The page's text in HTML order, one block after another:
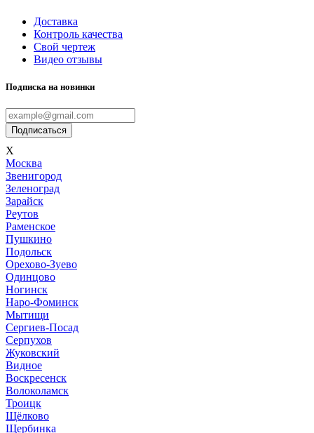
Доставка
Контроль качества
Свой чертеж
Видео отзывы
Подписка на новинки
Подписаться
X
Мoсква
Звенигород
Зеленоград
Зарайск
Реутов
Раменское
Пушкино
Подольск
Орехово-Зуево
Одинцово
Ногинск
Наро-Фоминск
Мытищи
Сергиев-Посад
Серпухов
Жуковский
Видное
Воскресенск
Волоколамск
Троицк
Щёлково
Щербинка